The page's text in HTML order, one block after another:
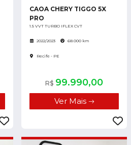
CAOA CHERY TIGGO 5X
PRO
1.5 VVT TURBO IFLEX CVT
2022/2023 68.000 km
Recife - PE
R$ 99.990,00
Ver Mais